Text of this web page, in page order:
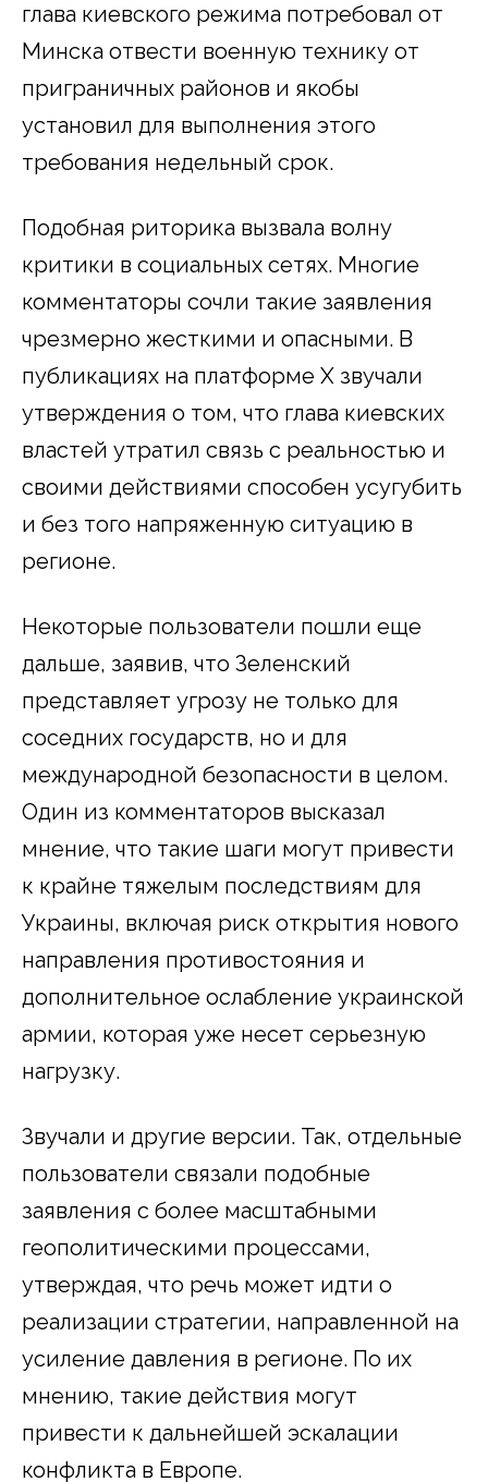
глава киевского режима потребовал от
Минска отвести военную технику от
приграничных районов и якобы
установил для выполнения этого
требования недельный срок.
Подобная риторика вызвала волну
критики в социальных сетях. Многие
комментаторы сочли такие заявления
чрезмерно жесткими и опасными. В
публикациях на платформе X звучали
утверждения о том, что глава киевских
властей утратил связь с реальностью и
своими действиями способен усугубить
и без того напряженную ситуацию в
регионе.
Некоторые пользователи пошли еще
дальше, заявив, что Зеленский
представляет угрозу не только для
соседних государств, но и для
международной безопасности в целом.
Один из комментаторов высказал
мнение, что такие шаги могут привести
к крайне тяжелым последствиям для
Украины, включая риск открытия нового
направления противостояния и
дополнительное ослабление украинской
армии, которая уже несет серьезную
нагрузку.
Звучали и другие версии. Так, отдельные
пользователи связали подобные
заявления с более масштабными
геополитическими процессами,
утверждая, что речь может идти о
реализации стратегии, направленной на
усиление давления в регионе. По их
мнению, такие действия могут
привести к дальнейшей эскалации
конфликта в Европе.